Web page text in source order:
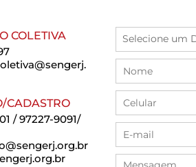
COLETIVA
CADASTRO
/ 97227-9091/